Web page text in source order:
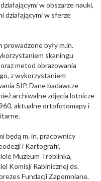
w obszarze nauki,
działającymi w sferze
prowadzone były m.in.
skaningu
metod obrazowania
z wykorzystaniem
SIP. Dane badawcze
archiwalne zdjęcia lotnicze
aktualne ortofotomapy i
będą m. in. pracownicy
i Kartografii,
Muzeum Treblinka,
Komisji Rabinicznej ds.
Fundacji Zapomniane,